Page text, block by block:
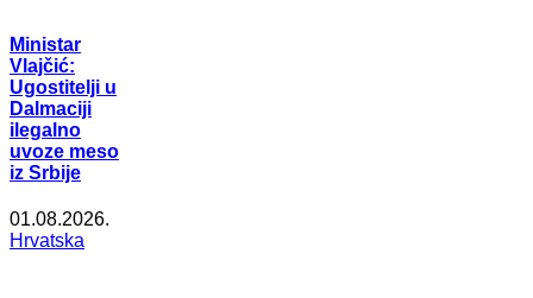
Ministar
Vlajčić:
Ugostitelji u
Dalmaciji
ilegalno
uvoze meso
iz Srbije
01.08.2026.
Hrvatska